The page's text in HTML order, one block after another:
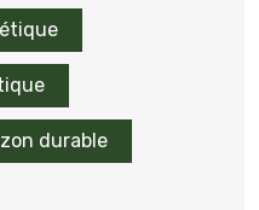
durable